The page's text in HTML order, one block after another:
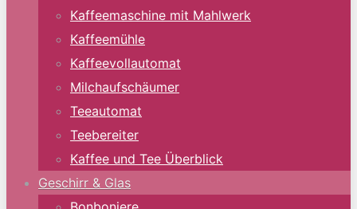
Kaffeemaschine mit Mahlwerk
Kaffeemühle
Kaffeevollautomat
Milchaufschäumer
Teeautomat
Teebereiter
Kaffee und Tee Überblick
Geschirr & Glas